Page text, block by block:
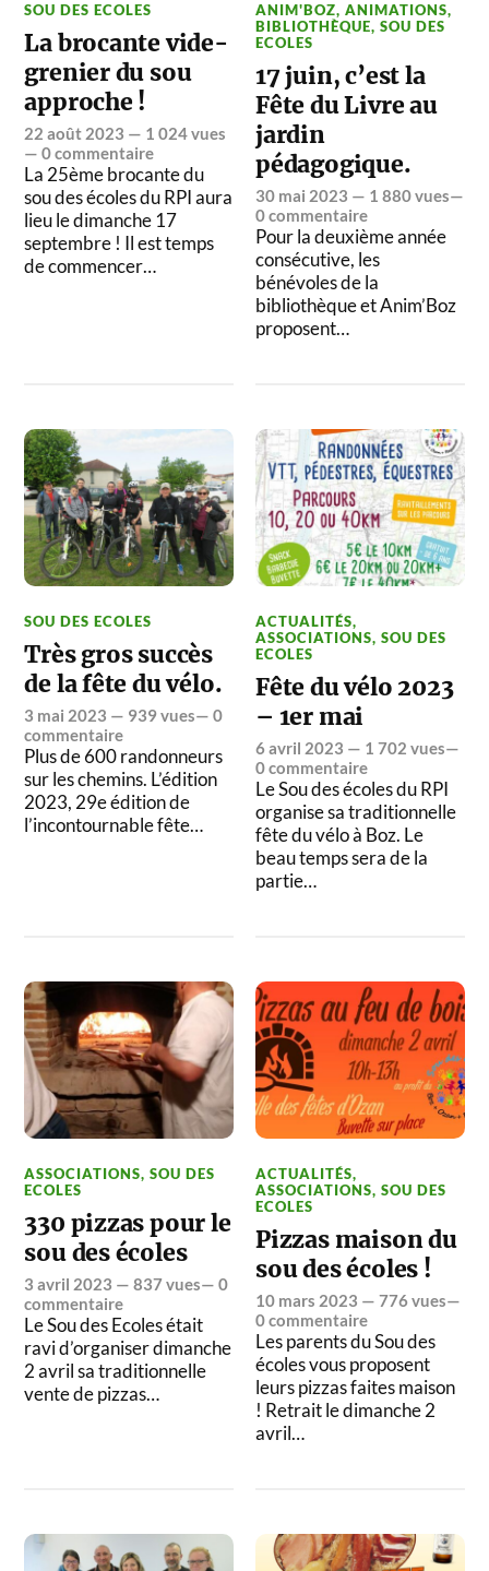
SOU DES ECOLES
La brocante vide-
grenier du sou
approche !
22 août 2023 — 1 024 vues
—0 commentaire
La 25ème brocante du
sou des écoles du RPI aura
lieu le dimanche 17
septembre ! Il est temps
de commencer…
ANIM'BOZ,ANIMATIONS,
BIBLIOTHÈQUE,SOU DES
ECOLES
17 juin, c’est la
Fête du Livre au
jardin
pédagogique.
30 mai 2023 — 1 880 vues—
0 commentaire
Pour la deuxième année
consécutive, les
bénévoles de la
bibliothèque et Anim’Boz
proposent…
SOU DES ECOLES
Très gros succès
de la fête du vélo.
3 mai 2023 — 939 vues—0
commentaire
Plus de 600 randonneurs
sur les chemins. L’édition
2023, 29e édition de
l’incontournable fête…
ACTUALITÉS,
ASSOCIATIONS,SOU DES
ECOLES
Fête du vélo 2023
– 1er mai
6 avril 2023 — 1 702 vues—
0 commentaire
Le Sou des écoles du RPI
organise sa traditionnelle
fête du vélo à Boz. Le
beau temps sera de la
partie…
ASSOCIATIONS,SOU DES
ECOLES
330 pizzas pour le
sou des écoles
3 avril 2023 — 837 vues—0
commentaire
Le Sou des Ecoles était
ravi d’organiser dimanche
2 avril sa traditionnelle
vente de pizzas…
ACTUALITÉS,
ASSOCIATIONS,SOU DES
ECOLES
Pizzas maison du
sou des écoles !
10 mars 2023 — 776 vues—
0 commentaire
Les parents du Sou des
écoles vous proposent
leurs pizzas faites maison
! Retrait le dimanche 2
avril…